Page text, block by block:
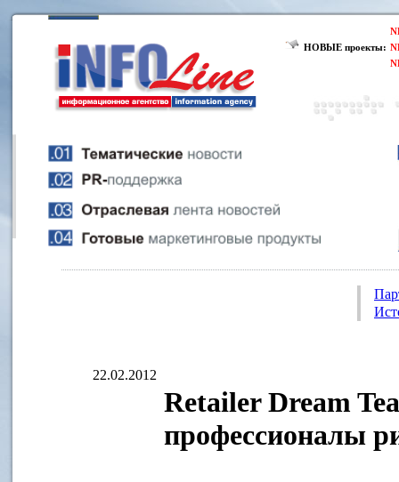
НОВЫЕ проекты:
22.02.2012
Retailer Dream
профессионалы